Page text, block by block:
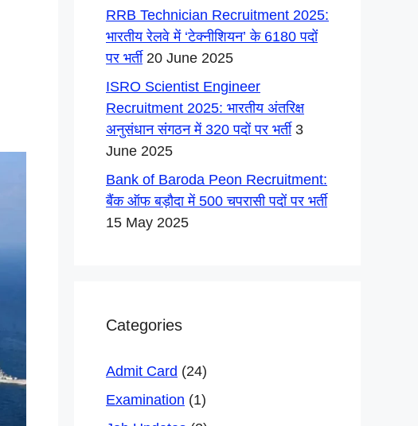
RRB Technician Recruitment 2025:
भारतीय रेलवे में ‘टेक्नीशियन’ के 6180 पदों
पर भर्ती 20 June 2025
ISRO Scientist Engineer
Recruitment 2025: भारतीय अंतरिक्ष
अनुसंधान संगठन में 320 पदों पर भर्ती 3
June 2025
Bank of Baroda Peon Recruitment:
बैंक ऑफ बड़ौदा में 500 चपरासी पदों पर भर्ती
15 May 2025
Categories
Admit Card (24)
Examination (1)